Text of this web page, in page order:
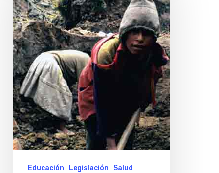
los
derechos
que
tienen
los
niños?
Educación Legislación Salud